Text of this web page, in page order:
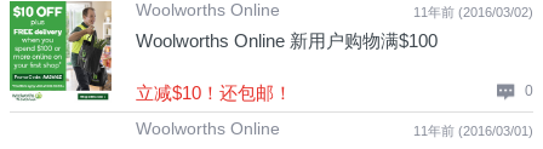
11年前 (2016/03/02)
Woolworths Online
Woolworths Online 新用户购物满$100
立减$10！还包邮！ 0
11年前 (2016/03/01)
Woolworths Online